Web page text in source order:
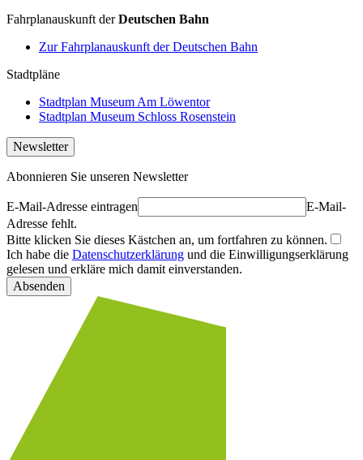
Fahrplanauskunft derDeutschen Bahn
Zur Fahrplanauskunft der Deutschen Bahn
Stadtpläne
Stadtplan Museum Am Löwentor
Stadtplan Museum Schloss Rosenstein
Newsletter
Abonnieren Sie unseren Newsletter
E-Mail-Adresse eintragen
E-Mail-
Adresse fehlt.
Bitte klicken Sie dieses Kästchen an, um fortfahren zu können.
Ich habe die Datenschutzerklärung und die Einwilligungserklärung
gelesen und erkläre mich damit einverstanden.
Absenden